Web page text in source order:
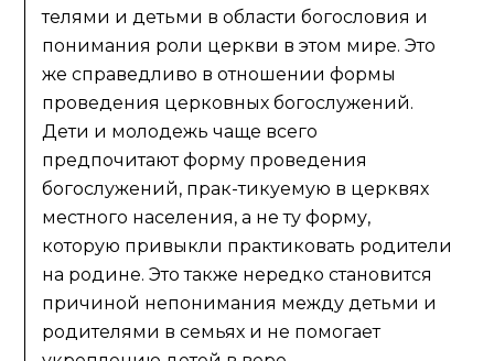
телями и детьми в области богословия и
понимания роли церкви в этом мире. Это
же справедливо в отношении формы
проведения церковных богослужений.
Дети и молодежь чаще всего
предпочитают форму проведения
богослужений, прак-тикуемую в церквях
местного населения, а не ту форму,
которую привыкли практиковать родители
на родине. Это также нередко становится
причиной непонимания между детьми и
родителями в семьях и не помогает